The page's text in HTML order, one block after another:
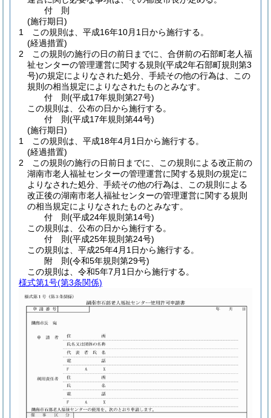
付 則
(施行期日)
1
この規則は、平成16年10月1日から施行する。
(経過措置)
2
この規則の施行の日の前日までに、合併前の石部町老人福
祉センターの管理運営に関する規則 (平成2年石部町規則第3
号)の規定によりなされた処分、手続その他の行為は、この
規則の相当規定によりなされたものとみなす。
付 則(平成17年規則第27号)
この規則は、公布の日から施行する。
付 則(平成17年規則第44号)
(施行期日)
1
この規則は、平成18年4月1日から施行する。
(経過措置)
2
この規則の施行の日前日までに、この規則による改正前の
湖南市老人福祉センターの管理運営に関する規則の規定に
よりなされた処分、手続その他の行為は、この規則による
改正後の湖南市老人福祉センターの管理運営に関する規則
の相当規定によりなされたものとみなす。
付 則(平成24年規則第14号)
この規則は、公布の日から施行する。
付 則(平成25年規則第24号)
この規則は、平成25年4月1日から施行する。
附 則(令和5年規則第29号)
この規則は、令和5年7月1日から施行する。
様式第1号(第3条関係)